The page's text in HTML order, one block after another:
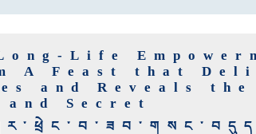
Life
A Feast that
and Reveals
Secret